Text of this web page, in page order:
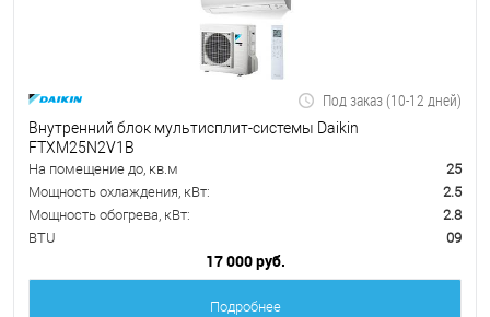
Под заказ (10-12 дней)
Внутренний блок мультисплит-системы Daikin
FTXM25N2V1B
На помещение до, кв.м
25
Мощность охлаждения, кВт:
2.5
Мощность обогрева, кВт:
2.8
BTU
09
17 000 руб.
Подробнее